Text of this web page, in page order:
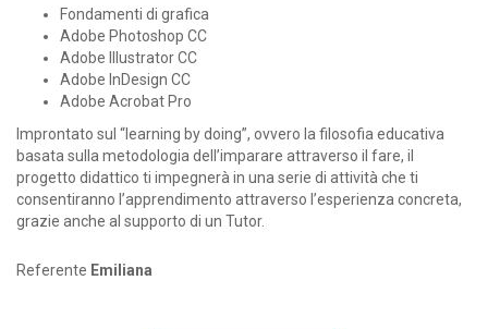
Fondamenti di grafica
Adobe Photoshop CC
Adobe Illustrator CC
Adobe InDesign CC
Adobe Acrobat Pro
Improntato sul “learning by doing”, ovvero la filosofia educativa
basata sulla metodologia dell’imparare attraverso il fare, il
progetto didattico ti impegnerà in una serie di attività che ti
consentiranno l’apprendimento attraverso l’esperienza concreta,
grazie anche al supporto di un Tutor.
Referente Emiliana